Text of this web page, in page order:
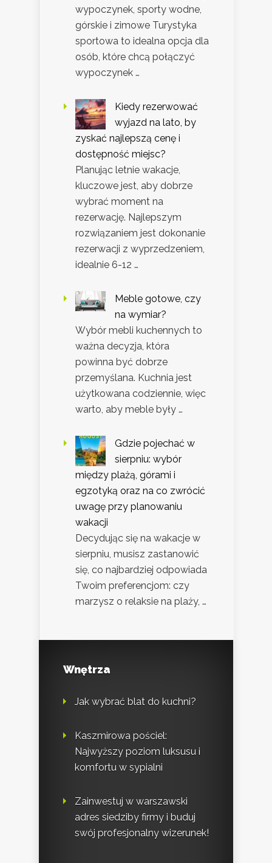
wypoczynek, sporty wodne,
górskie i zimowe Turystyka
sportowa to idealna opcja dla
osób, które chcą połączyć
wypoczynek …
Kiedy rezerwować
wyjazd na lato, by
zyskać najlepszą cenę i
dostępność miejsc?
Planując letnie wakacje,
kluczowe jest, aby dobrze
wybrać moment na
rezerwację. Najlepszym
rozwiązaniem jest dokonanie
rezerwacji z wyprzedzeniem,
idealnie 6-12 …
Meble gotowe, czy
na wymiar?
Wybór mebli kuchennych to
ważna decyzja, która
powinna być dobrze
przemyślana. Kuchnia jest
użytkowana codziennie, więc
warto, aby meble były …
Gdzie pojechać w
sierpniu: wybór
między plażą, górami i
egzotyką oraz na co zwrócić
uwagę przy planowaniu
wakacji
Decydując się na wakacje w
sierpniu, musisz zastanowić
się, co najbardziej odpowiada
Twoim preferencjom: czy
marzysz o relaksie na plaży, …
Wnętrza
Jak wybrać blat do kuchni?
Kaszmirowa pościel:
Najwyższy poziom luksusu i
komfortu w sypialni
Zainwestuj w warszawski
adres siedziby firmy i buduj
swój profesjonalny wizerunek!